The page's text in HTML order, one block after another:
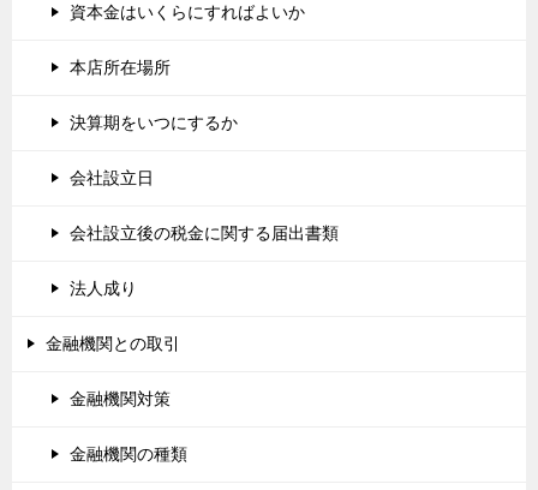
資本金はいくらにすればよいか
本店所在場所
決算期をいつにするか
会社設立日
会社設立後の税金に関する届出書類
法人成り
金融機関との取引
金融機関対策
金融機関の種類